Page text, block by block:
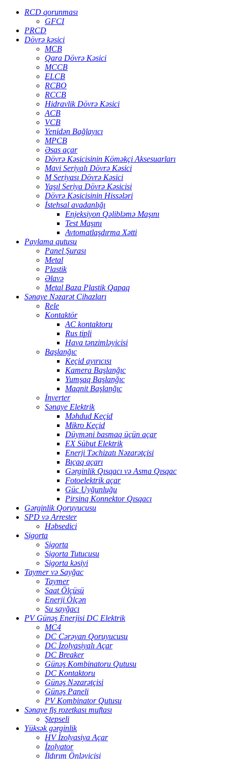
RCD qorunması
GFCI
PRCD
Dövrə kəsici
MCB
Qara Dövrə Kəsici
MCCB
ELCB
RCBO
RCCB
Hidravlik Dövrə Kəsici
ACB
VCB
Yenidən Bağlayıcı
MPCB
Əsas açar
Dövrə Kəsicisinin Köməkçi Aksesuarları
Mavi Seriyalı Dövrə Kəsici
M Seriyası Dövrə Kəsici
Yaşıl Seriya Dövrə Kəsicisi
Dövrə Kəsicisinin Hissələri
İstehsal avadanlığı
Enjeksiyon Qəlibləmə Maşını
Test Maşını
Avtomatlaşdırma Xətti
Paylama qutusu
Panel Şurası
Metal
Plastik
Əlavə
Metal Baza Plastik Qapaq
Sənaye Nəzarət Cihazları
Rele
Kontaktör
AC kontaktoru
Rus tipli
Hava tənzimləyicisi
Başlanğıc
Keçid ayırıcısı
Kamera Başlanğıc
Yumşaq Başlanğıc
Maqnit Başlanğıc
İnverter
Sənaye Elektrik
Məhdud Keçid
Mikro Keçid
Düyməni basmaq üçün açar
EX Sübut Elektrik
Enerji Təchizatı Nəzarətçisi
Bıçaq açarı
Gərginlik Qısqacı və Asma Qısqac
Fotoelektrik açar
Güc Uyğunluğu
Pirsinq Konnektor Qısqacı
Gərginlik Qoruyucusu
SPD və Arrester
Həbsedici
Sigorta
Sigorta
Sigorta Tutucusu
Sigorta kəsiyi
Taymer və Sayğac
Taymer
Saat Ölçüsü
Enerji Ölçən
Su sayğacı
PV Günəş Enerjisi DC Elektrik
MC4
DC Cərəyan Qoruyucusu
DC İzolyasiyalı Açar
DC Breaker
Günəş Kombinatoru Qutusu
DC Kontaktoru
Günəş Nəzarətçisi
Günəş Paneli
PV Kombinator Qutusu
Sənaye fiş rozetkası muftası
Ştepseli
Yüksək gərginlik
HV İzolyasiya Açar
İzolyator
İldırım Önləyicisi